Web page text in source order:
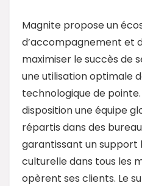
Magnite propose un
d’accompagnement et
maximiser le succès de
une utilisation optimale
technologique de
disposition une équipe
répartis dans des
garantissant un support
culturelle dans tous les
opèrent ses clients. Le